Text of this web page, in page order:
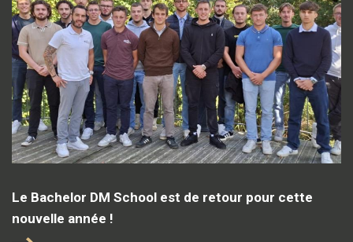
Le Bachelor DM School est de retour pour cette
nouvelle année !